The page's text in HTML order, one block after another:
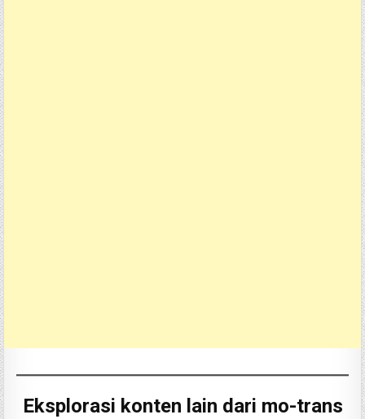
Eksplorasi konten lain dari mo-trans